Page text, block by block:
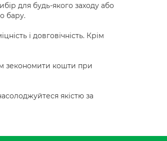
для будь-якого заходу або
бару.
і довговічність. Крім
зекономити кошти при
якістю за